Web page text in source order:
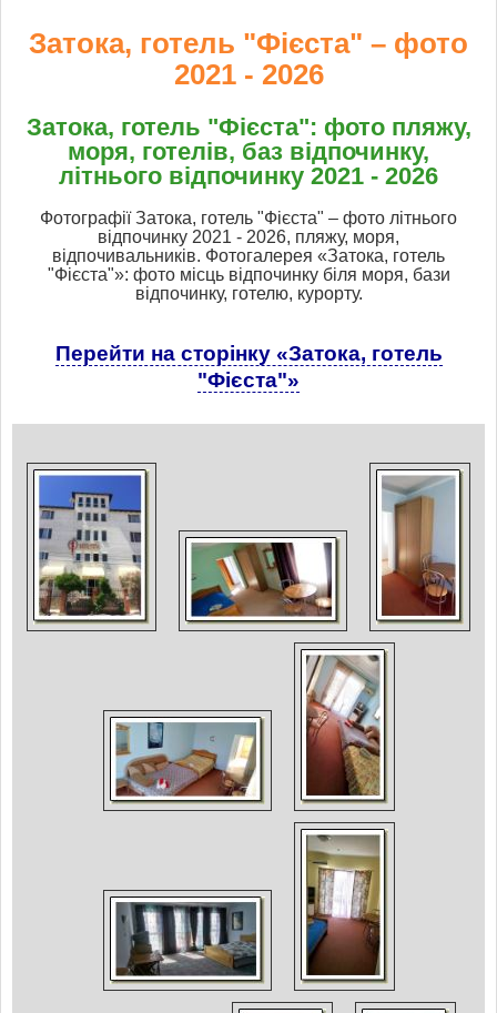
Затока, готель "Фієста" – фото
2021 - 2026
Затока, готель "Фієста": фото пляжу,
моря, готелів, баз відпочинку,
літнього відпочинку 2021 - 2026
Фотографії Затока, готель "Фієста" – фото літнього
відпочинку 2021 - 2026, пляжу, моря,
відпочивальників. Фотогалерея «Затока, готель
"Фієста"»: фото місць відпочинку біля моря, бази
відпочинку, готелю, курорту.
Перейти на сторінку «Затока, готель
"Фієста"»